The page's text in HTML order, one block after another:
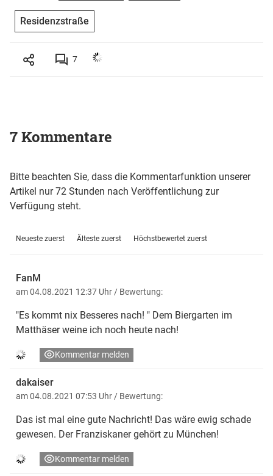
Residenzstraße
7
7 Kommentare
Bitte beachten Sie, dass die Kommentarfunktion unserer
Artikel nur 72 Stunden nach Veröffentlichung zur
Verfügung steht.
Neueste zuerst Älteste zuerst Höchstbewertet zuerst
FanM
am 04.08.2021 12:37 Uhr / Bewertung:
"Es kommt nix Besseres nach! " Dem Biergarten im
Matthäser weine ich noch heute nach!
Kommentar melden
dakaiser
am 04.08.2021 07:53 Uhr / Bewertung:
Das ist mal eine gute Nachricht! Das wäre ewig schade
gewesen. Der Franziskaner gehört zu München!
Kommentar melden